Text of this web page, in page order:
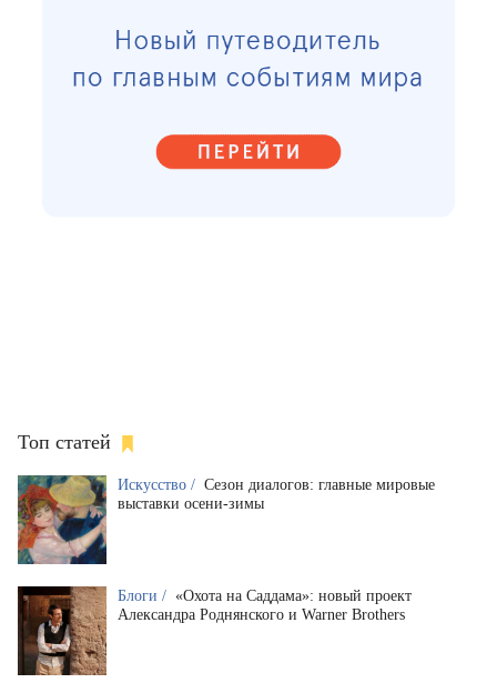
Топ статей
Искусство / Сезон диалогов: главные мировые
выставки осени-зимы
Блоги / «Охота на Саддама»: новый проект
Александра Роднянского и Warner Brothers